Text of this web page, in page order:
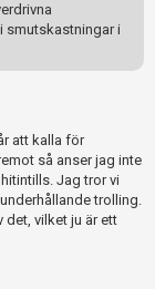
smutskastningar i
att kalla för
så anser jag inte
Jag tror vi
trolling.
det, vilket ju är ett